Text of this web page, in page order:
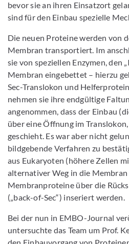
bevor sie an ihren Einsatzort
sind für den Einbau spezielle
Die neuen Proteine werden von
Membran transportiert. Im
sie von speziellen Enzymen, den
Membran eingebettet – hierzu
Sec-Translokon und
nehmen sie ihre endgültige
angenommen, dass der Einbau
über eine Öffnung im Translokon,
geschieht. Es war aber nicht
bildgebende Verfahren zu
aus Eukaryoten (höhere Zellen
alternativer Weg in die
Membranproteine über die
(„back-of-Sec“) inseriert werden.
Bei der nun in EMBO-Journal
untersuchte das Team um Prof.